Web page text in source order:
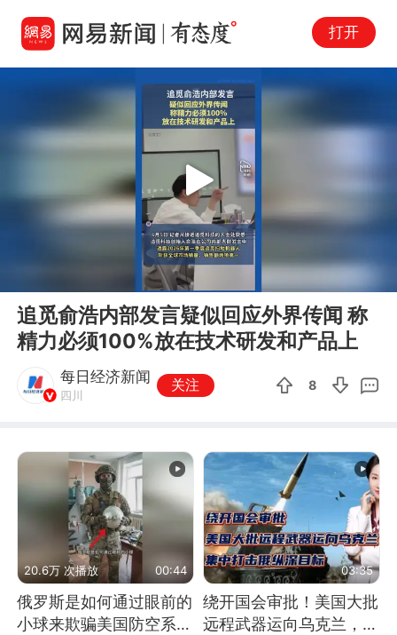
打开
Play
追觅俞浩内部发言疑似回应外界传闻 称
精力必须100%放在技术研发和产品上
每日经济新闻
四川
关注 8
20.6万 次播放 00:44
俄罗斯是如何通过眼前的
小球来欺骗美国防空系统
03:35
绕开国会审批！美国大批
远程武器运向乌克兰，集